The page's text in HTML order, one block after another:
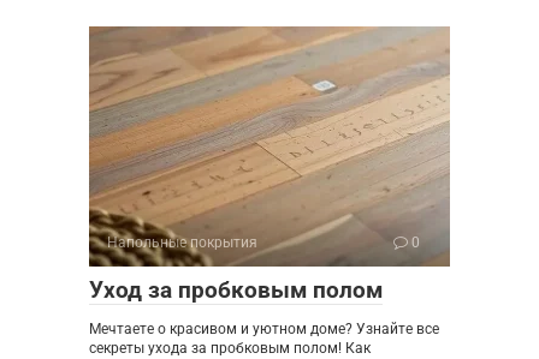
Напольные покрытия 0
Уход за пробковым полом
Мечтаете о красивом и уютном доме? Узнайте все
секреты ухода за пробковым полом! Как